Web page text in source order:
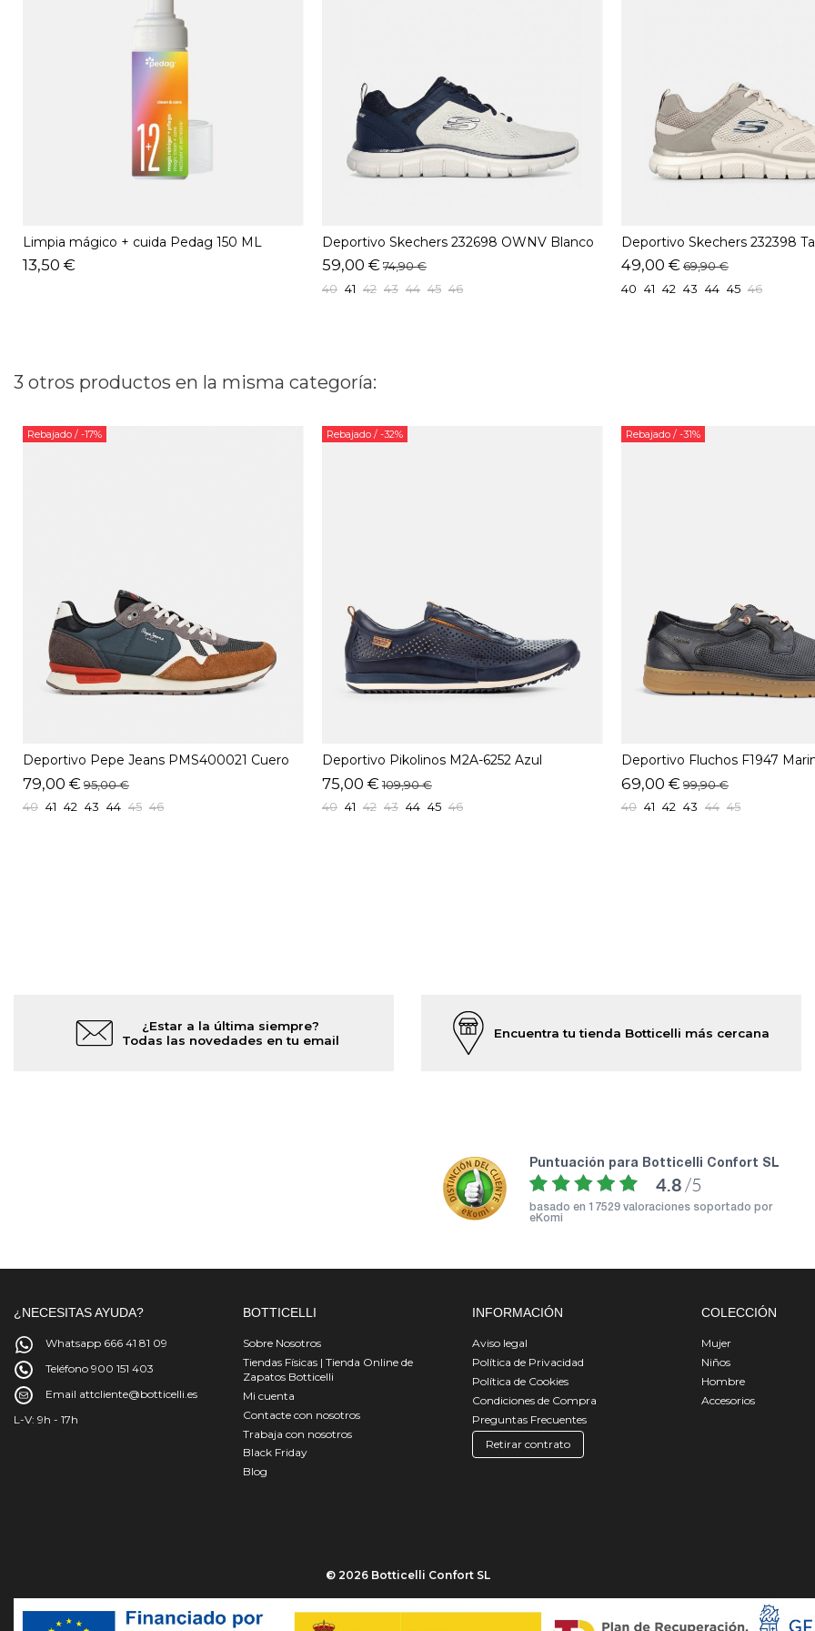
Limpia mágico + cuida Pedag 150 ML
13,50 €
Deportivo Skechers 232698 OWNV Blanco
59,00 € 74,90 €
40 41 42 43 44 45 46
Deportivo Skechers 232398
49,00 € 69,90 €
40 41 42 43 44 45 46
3 otros productos en la misma categoría:
Rebajado / -17%
Deportivo Pepe Jeans PMS400021 Cuero
79,00 € 95,00 €
40 41 42 43 44 45 46
Rebajado / -32%
Deportivo Pikolinos M2A-6252 Azul
75,00 € 109,90 €
40 41 42 43 44 45 46
Rebajado / -31%
Deportivo Fluchos F1947
69,00 € 99,90 €
40 41 42 43 44 45
¿Estar a la última siempre?
Todas las novedades en tu email
Encuentra tu tienda Botticelli más cercana
puntuación para Botticelli Confort SL
4.8 /5
basado en 17529 valoraciones soportado por
eKomi
¿NECESITAS AYUDA?
Whatsapp 666 41 81 09
Teléfono 900 151 403
Email attcliente@botticelli.es
L-V: 9h - 17h
BOTTICELLI
Sobre Nosotros
Tiendas Físicas | Tienda Online de
Zapatos Botticelli
Mi cuenta
Contacte con nosotros
Trabaja con nosotros
Black Friday
Blog
INFORMACIÓN
Aviso legal
Política de Privacidad
Política de Cookies
Condiciones de Compra
Preguntas Frecuentes
Retirar contrato
COLECCIÓN
Mujer
Niños
Hombre
Accesorios
© 2026 Botticelli Confort SL